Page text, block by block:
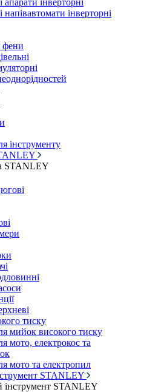
апарати інверторні
напівавтомати інверторні
фени
інструменту
STANLEY
тиску
мийок високого тиску
мото, електрокос та
мото та електропил
STANLEY
STANLEY